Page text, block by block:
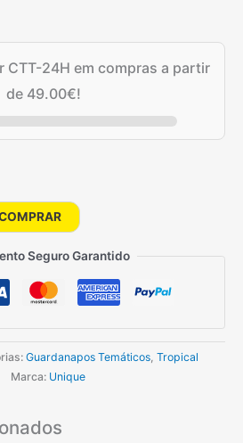
CTT-24H em compras a partir
de 49.00€!
Seguro Garantido
Guardanapos Temáticos Tropical
Marca: Unique